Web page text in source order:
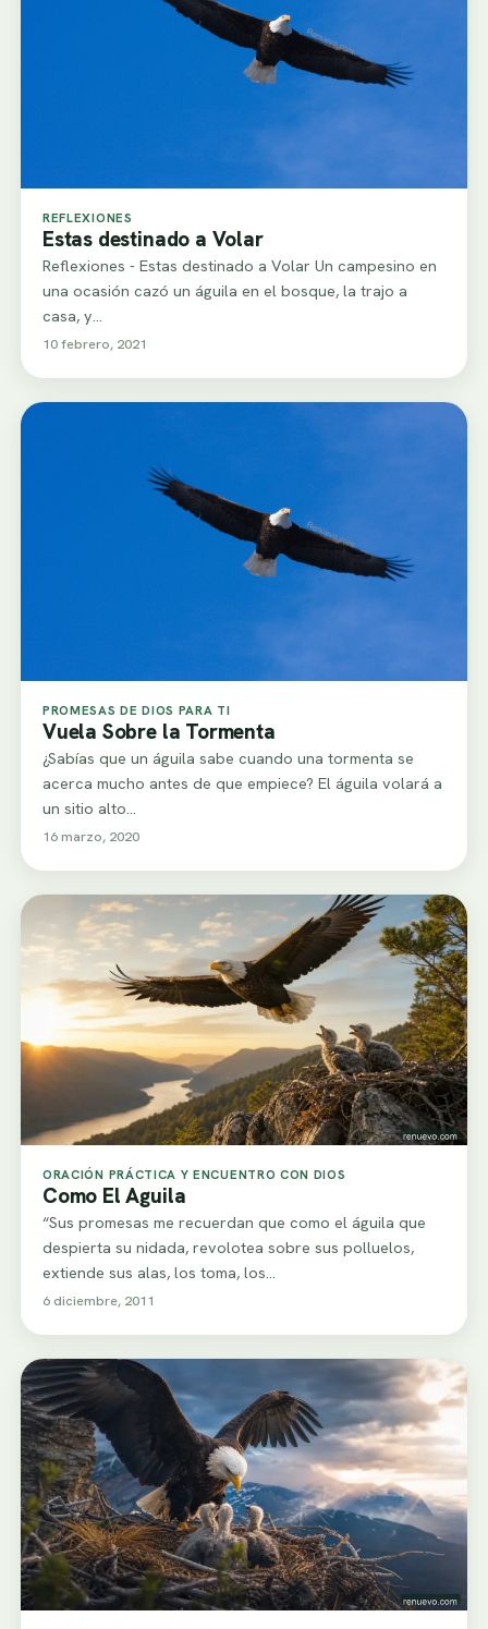
REFLEXIONES
Estas destinado a Volar
Reflexiones - Estas destinado a Volar Un campesino en
una ocasión cazó un águila en el bosque, la trajo a
casa, y…
10 febrero, 2021
PROMESAS DE DIOS PARA TI
Vuela Sobre la Tormenta
¿Sabías que un águila sabe cuando una tormenta se
acerca mucho antes de que empiece? El águila volará a
un sitio alto…
16 marzo, 2020
ORACIÓN PRÁCTICA Y ENCUENTRO CON DIOS
Como El Aguila
“Sus promesas me recuerdan que como el águila que
despierta su nidada, revolotea sobre sus polluelos,
extiende sus alas, los toma, los…
6 diciembre, 2011